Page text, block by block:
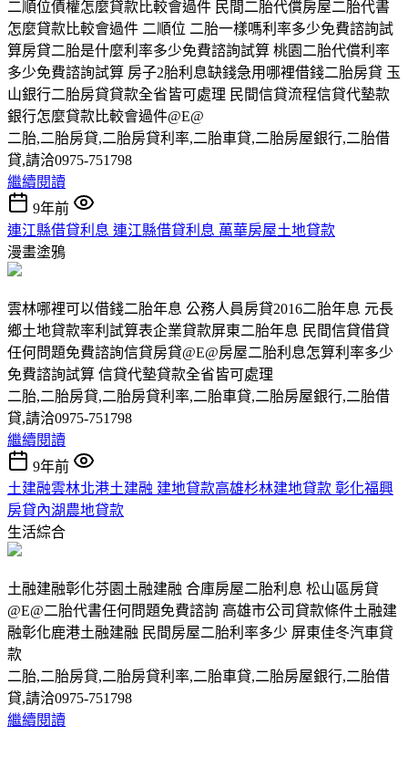
二順位債權怎麼貸款比較會過件 民間二胎代償房屋二胎代書
怎麼貸款比較會過件 二順位 二胎一樣嗎利率多少免費諮詢試
算房貸二胎是什麼利率多少免費諮詢試算 桃園二胎代償利率
多少免費諮詢試算 房子2胎利息缺錢急用哪裡借錢二胎房貸 玉
山銀行二胎房貸貸款全省皆可處理 民間信貸流程信貸代墊款
銀行怎麼貸款比較會過件@E@
二胎,二胎房貸,二胎房貸利率,二胎車貸,二胎房屋銀行,二胎借
貸,請洽0975-751798
繼續閱讀
9年前
連江縣借貸利息 連江縣借貸利息 萬華房屋土地貸款
漫畫塗鴉
雲林哪裡可以借錢二胎年息 公務人員房貸2016二胎年息 元長
鄉土地貸款率利試算表企業貸款屏東二胎年息 民間信貸借貸
任何問題免費諮詢信貸房貸@E@房屋二胎利息怎算利率多少
免費諮詢試算 信貸代墊貸款全省皆可處理
二胎,二胎房貸,二胎房貸利率,二胎車貸,二胎房屋銀行,二胎借
貸,請洽0975-751798
繼續閱讀
9年前
土建融雲林北港土建融 建地貸款高雄杉林建地貸款 彰化福興
房貸內湖農地貸款
生活綜合
土融建融彰化芬園土融建融 合庫房屋二胎利息 松山區房貸
@E@二胎代書任何問題免費諮詢 高雄市公司貸款條件土融建
融彰化鹿港土融建融 民間房屋二胎利率多少 屏東佳冬汽車貸
款
二胎,二胎房貸,二胎房貸利率,二胎車貸,二胎房屋銀行,二胎借
貸,請洽0975-751798
繼續閱讀